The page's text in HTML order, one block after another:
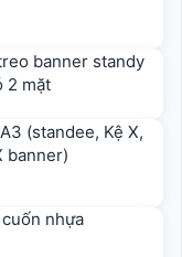
banner standy
2 mặt
(standee, Kệ X,
banner)
nhựa